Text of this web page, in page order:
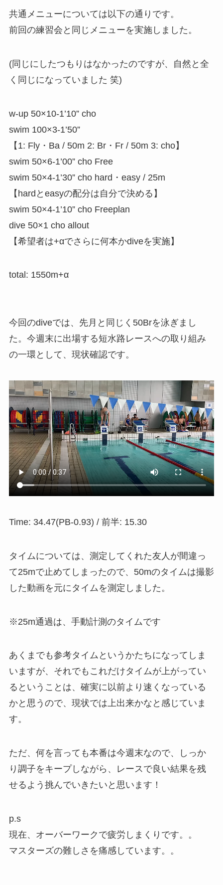
共通メニューについては以下の通りです。
前回の練習会と同じメニューを実施しました。
(同じにしたつもりはなかったのですが、自然と全
く同じになっていました 笑)
w-up 50×10-1’10” cho
swim 100×3-1’50”
【1: Fly・Ba / 50m 2: Br・Fr / 50m 3: cho】
swim 50×6-1’00” cho Free
swim 50×4-1’30” cho hard・easy / 25m
【hardとeasyの配分は自分で決める】
swim 50×4-1’10” cho Freeplan
dive 50×1 cho allout
【希望者は+αでさらに何本かdiveを実施】
total: 1550m+α
今回のdiveでは、先月と同じく50Brを泳ぎまし
た。今週末に出場する短水路レースへの取り組み
の一環として、現状確認です。
Time: 34.47(PB-0.93) / 前半: 15.30
タイムについては、測定してくれた友人が間違っ
て25mで止めてしまったので、50mのタイムは撮影
した動画を元にタイムを測定しました。
※25m通過は、手動計測のタイムです
あくまでも参考タイムというかたちになってしま
いますが、それでもこれだけタイムが上がってい
るということは、確実に以前より速くなっている
かと思うので、現状では上出来かなと感じていま
す。
ただ、何を言っても本番は今週末なので、しっか
り調子をキープしながら、レースで良い結果を残
せるよう挑んでいきたいと思います！
p.s
現在、オーバーワークで疲労しまくりです。。
マスターズの難しさを痛感しています。。